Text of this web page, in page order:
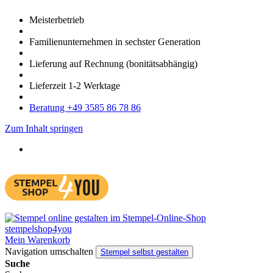
Meister­betrieb
Familien­unter­nehmen in sechster Gene­ration
Lieferung auf Rech­nung (bonitätsabhängig)
Liefer­zeit 1-2 Werk­tage
Bera­tung +49 3585 86 78 86
Zum Inhalt springen
Mein Warenkorb
Navigation umschalten
Stempel selbst gestalten
Suche